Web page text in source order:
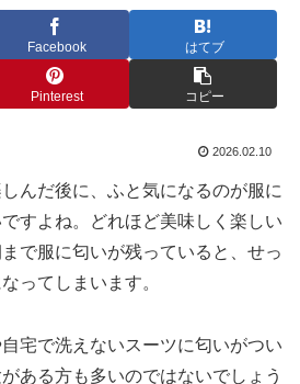
Facebook はてブ
Pinterest コピー
2026.02.10
んだ後に、ふと気になるのが服に
すよね。どれほど美味しく楽しい
で服に匂いが残っていると、せっ
ってしまいます。
宅で洗えないスーツに匂いがつい
ある方も多いのではないでしょう